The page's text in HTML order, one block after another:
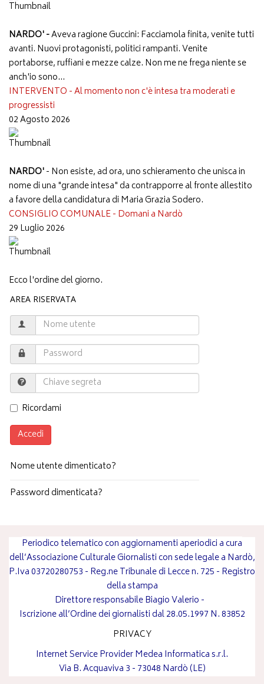
NARDO' -Aveva ragione Guccini: Facciamola finita, venite tutti
avanti. Nuovi protagonisti, politici rampanti. Venite
portaborse, ruffiani e mezze calze. Non me ne frega niente se
anch'io sono...
INTERVENTO - Al momento non c'è intesa tra moderati e
progressisti
02 Agosto 2026
NARDO'- Non esiste, ad ora, uno schieramento che unisca in
nome di una "grande intesa" da contrapporre al fronte allestito
a favore della candidatura di Maria Grazia Sodero.
CONSIGLIO COMUNALE - Domani a Nardò
29 Luglio 2026
Ecco l'ordine del giorno.
AREA RISERVATA
Ricordami
Accedi
Nome utente dimenticato?
Password dimenticata?
Periodico telematico con aggiornamenti aperiodici a cura
dell’Associazione Culturale Giornalisti con sede legale a Nardò,
P.Iva 03720280753 - Reg.ne Tribunale di Lecce n. 725 - Registro
della stampa
Direttore responsabileBiagio Valerio -
Iscrizione all’Ordine dei giornalisti dal 28.05.1997 N. 83852
PRIVACY
Internet Service ProviderMedea Informatica s.r.l.
Via B. Acquaviva 3 - 73048 Nardò (LE)